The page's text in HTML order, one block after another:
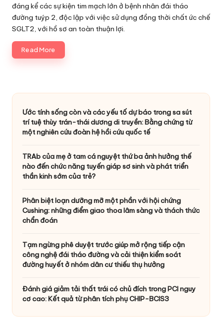
đáng kể các sự kiện tim mạch lớn ở bệnh nhân đái tháo
đường tuýp 2, độc lập với việc sử dụng đồng thời chất ức chế
SGLT2, với hồ sơ an toàn thuận lợi.
Read More
Ước tính sống còn và các yếu tố dự báo trong sa sút
trí tuệ thùy trán-thái dương di truyền: Bằng chứng từ
một nghiên cứu đoàn hệ hồi cứu quốc tế
TRAb của mẹ ở tam cá nguyệt thứ ba ảnh hưởng thế
nào đến chức năng tuyến giáp sơ sinh và phát triển
thần kinh sớm của trẻ?
Phân biệt loạn dưỡng mỡ một phần với hội chứng
Cushing: những điểm giao thoa lâm sàng và thách thức
chẩn đoán
Tạm ngừng phê duyệt trước giúp mở rộng tiếp cận
công nghệ đái tháo đường và cải thiện kiểm soát
đường huyết ở nhóm dân cư thiếu thụ hưởng
Đánh giá giảm tải thất trái có chủ đích trong PCI nguy
cơ cao: Kết quả từ phân tích phụ CHIP-BCIS3